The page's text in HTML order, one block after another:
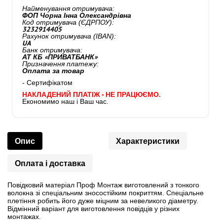
Найменування отримувача:
ФОП Чорна Інна Олександрівна
Код отримувача (ЄДРПОУ):
3232914405
Рахунок отримувача (IBAN):
UA
Банк отримувача:
АТ КБ «ПРИВАТБАНК»
Призначення платежу:
Оплата за товар
- Сертифікатом
НАКЛАДЕНИЙ ПЛАТІЖ - НЕ ПРАЦЮЄМО.
Економимо наш і Ваш час.
Опис Характеристики
Оплата і доставка
Повідковий матеріал Проф Монтаж виготовлений з тонкого
волокна зі спеціальним зносостійким покриттям. Спеціальне
плетіння робить його дуже міцним за невеликого діаметру.
Відмінний варіант для виготовлення повідців у різних
монтажах.